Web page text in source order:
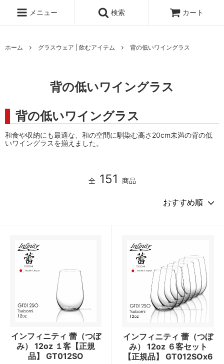
メニュー 検索 カート
ホーム グラスウェア | 飲むアイテム 背の低いワイングラス
背の低いワイングラス
背の低いワイングラス
和食や収納にも最適な、和の空間に馴染む高さ20cm未満の背の低
いワイングラスを揃えました。
全 151 商品
インフィニティ 蕾（つぼ
み） 12oz １客【正規
品】 GT012SO
インフィニティ 蕾（つぼ
み） 12oz ６客セット
【正規品】 GT012SOx6